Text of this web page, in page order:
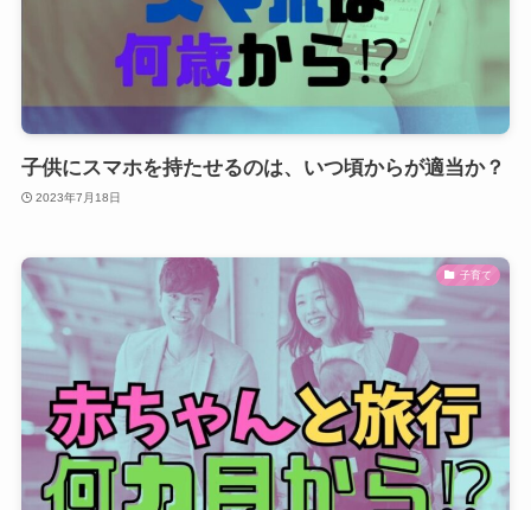
子供にスマホを持たせるのは、いつ頃からが適当か？
2023年7月18日
子育て